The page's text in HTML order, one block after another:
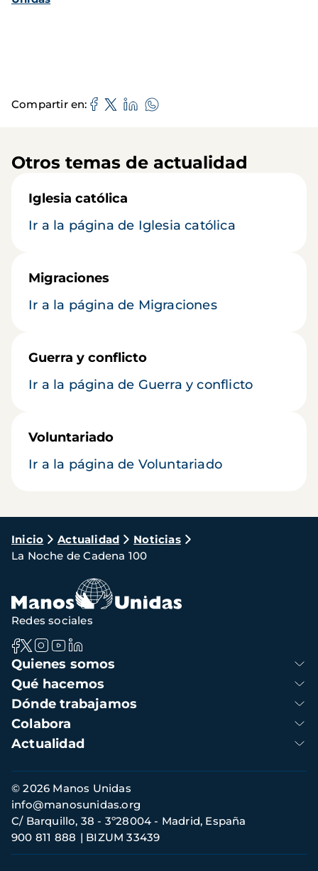
Compartir en
Otros temas de actualidad
Iglesia católica
Ir a la página de Iglesia católica
Migraciones
Ir a la página de Migraciones
Guerra y conflicto
Ir a la página de Guerra y conflicto
Voluntariado
Ir a la página de Voluntariado
Ruta
de
navegación
Inicio Actualidad
Noticias
La Noche de Cadena 100
Navegación
principal
Quienes somos
Qué hacemos
Dónde trabajamos
Colabora
Actualidad
Redes sociales
Información
de
contacto
© 2026 Manos Unidas
C/ Barquillo, 38 - 3º28004 - Madrid, España
900 811 888
BIZUM 33439
info@manosunidas.org